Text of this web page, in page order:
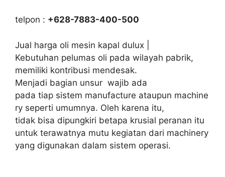
telpon : +628-7883-400-500
Jual harga oli mesin kapal dulux |
Kebutuhan pelumas oli pada wilayah pabrik,
memiliki kontribusi mendesak.
Menjadi bagian unsur wajib ada
pada tiap sistem manufacture ataupun machine
ry seperti umumnya. Oleh karena itu,
tidak bisa dipungkiri betapa krusial peranan itu
untuk terawatnya mutu kegiatan dari machinery
yang digunakan dalam sistem operasi.